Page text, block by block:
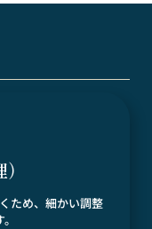
ため、細かい調整